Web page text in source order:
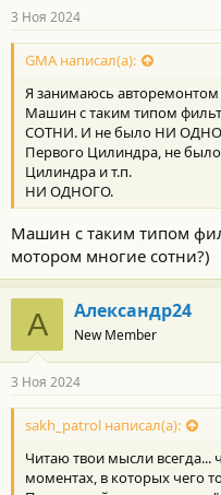
н
о
с
и
:
3 Ноя 2024
GMA написал(а):
Я занимаюсь
Машин с таким типом
СОТНИ. И не было НИ
Первого Цилиндра, не
Цилиндра и т.п.
НИ ОДНОГО.
Машин с таким типом
мотором многие сотни?)
А Александр24
New Member
3 Ноя 2024
sakh_patrol написал(а):
Читаю твои мысли всегда...
моментах, в которых чего